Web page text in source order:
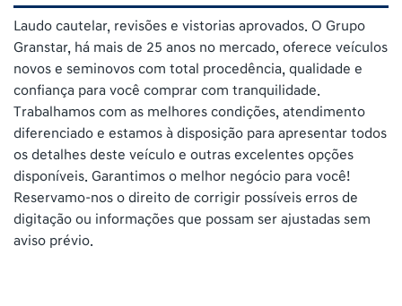
Laudo cautelar, revisões e vistorias aprovados. O Grupo
Granstar, há mais de 25 anos no mercado, oferece veículos
novos e seminovos com total procedência, qualidade e
confiança para você comprar com tranquilidade.
Trabalhamos com as melhores condições, atendimento
diferenciado e estamos à disposição para apresentar todos
os detalhes deste veículo e outras excelentes opções
disponíveis. Garantimos o melhor negócio para você!
Reservamo-nos o direito de corrigir possíveis erros de
digitação ou informações que possam ser ajustadas sem
aviso prévio.